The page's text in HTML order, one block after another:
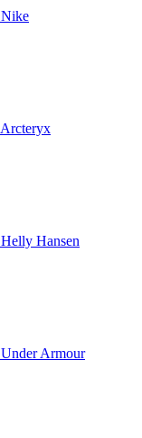
Nike
Arcteryx
Helly Hansen
Under Armour